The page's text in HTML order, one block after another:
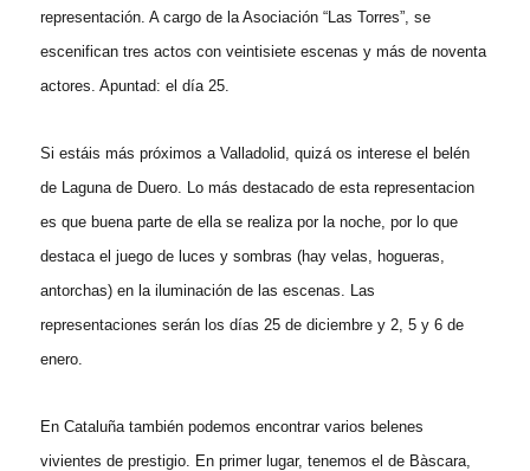
representación. A cargo de la Asociación “Las Torres”, se
escenifican tres actos con veintisiete escenas y más de noventa
actores. Apuntad: el día 25.
Si estáis más próximos a Valladolid, quizá os interese el belén
de Laguna de Duero. Lo más destacado de esta representacion
es que buena parte de ella se realiza por la noche, por lo que
destaca el juego de luces y sombras (hay velas, hogueras,
antorchas) en la iluminación de las escenas. Las
representaciones serán los días 25 de diciembre y 2, 5 y 6 de
enero.
En Cataluña también podemos encontrar varios belenes
vivientes de prestigio. En primer lugar, tenemos el de Bàscara,